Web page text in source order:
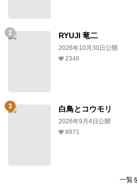
RYUJI 竜二
2026年10月30日公開
2340
白鳥とコウモリ
2026年9月4日公開
8971
一覧